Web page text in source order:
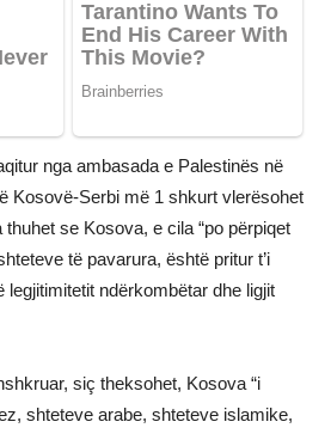
nga ambasada e Palestinës në
Kosovë-Serbi më 1 shkurt vlerësohet
thuhet se Kosova, e cila “po përpiqet
të pavarura, është pritur t’i
legjitimitetit ndërkombëtar dhe ligjit
siç theksohet, Kosova “i
shteteve arabe, shteteve islamike,